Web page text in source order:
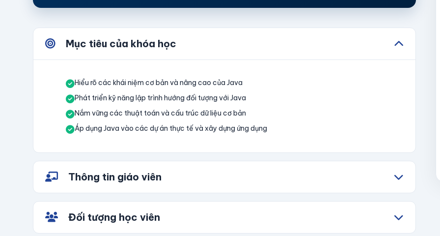
Mục tiêu của khóa học
Hiểu rõ các khái niệm cơ bản và nâng cao của Java
Phát triển kỹ năng lập trình hướng đối tượng với Java
Nắm vững các thuật toán và cấu trúc dữ liệu cơ bản
Áp dụng Java vào các dự án thực tế và xây dựng ứng dụng
Thông tin giáo viên
Đối tượng học viên